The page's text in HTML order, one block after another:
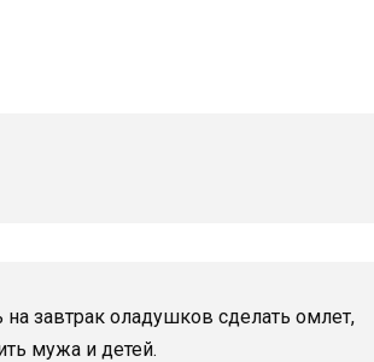
на завтрак оладушков сделать омлет,
мужа и детей.